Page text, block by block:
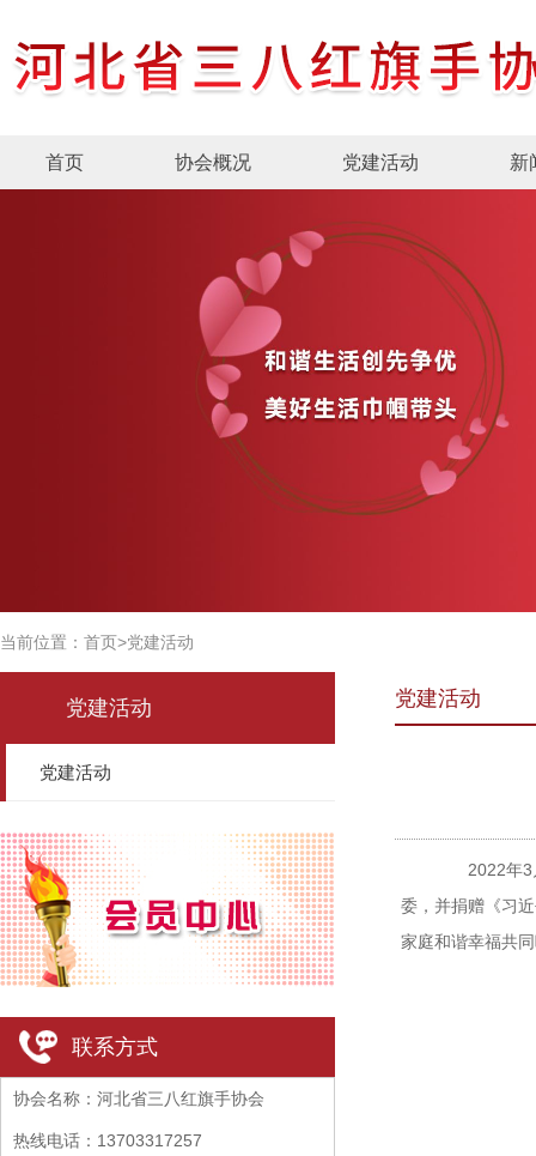
首页 协会概况 党建活动 新
当前位置： 首页>党建活动
党建活动
党建活动
联系方式
协会名称：河北省三八红旗手协会
热线电话：13703317257
党建活动
2022年3月
委，并捐赠《习
家庭和谐幸福共